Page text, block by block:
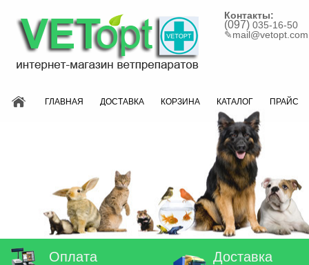
Контакты:
(097) 035-16-50
✎mail@vetopt.com
ГЛАВНАЯ ДОСТАВКА КОРЗИНА КАТАЛОГ ПРАЙС
Оплата Доставка